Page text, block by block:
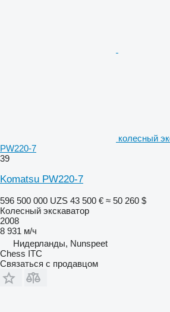
колесный
PW220-7
39
Komatsu PW220-7
596 500 000 UZS 43 500 € ≈ 50 260 $
Колесный экскаватор
2008
8 931 м/ч
Нидерланды, Nunspeet
Chess ITC
Связаться с продавцом